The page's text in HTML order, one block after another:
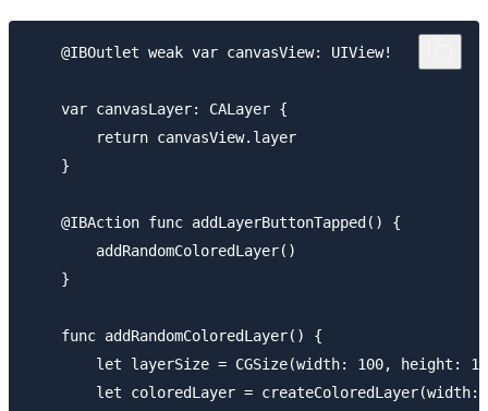
    @IBOutlet weak var canvasView: UIView!
    var canvasLayer: CALayer {
        return canvasView.layer
    }
    @IBAction func addLayerButtonTapped() {
        addRandomColoredLayer()
    }
    func addRandomColoredLayer() {
let layerSize = CGSize(width: 100, height:
let coloredLayer =